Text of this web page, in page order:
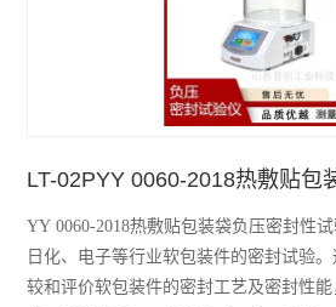
YY 0060-2018热敷贴包装袋负压密封性
日化、电子等行业软包装件的密封试验
较和评价软包装件的密封工艺及密封性